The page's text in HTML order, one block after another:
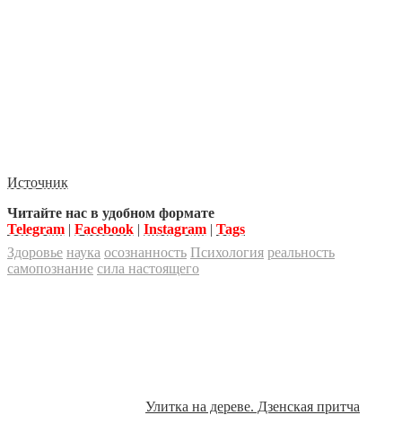
Источник
Читайте нас в удобном формате
Telegram | Facebook | Instagram | Tags
Здоровье наука осознанность Психология реальность
самопознание сила настоящего
Улитка на дереве. Дзенская притча